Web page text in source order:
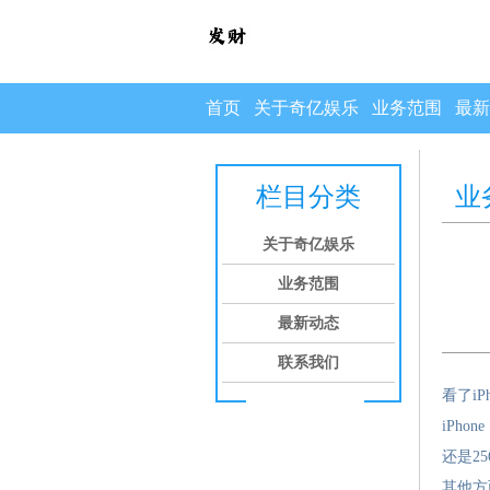
首页 关于奇亿娱乐 业务范围 最
栏目分类
关于奇亿娱乐
业务范围
最新动态
联系我们
业
看了
还是